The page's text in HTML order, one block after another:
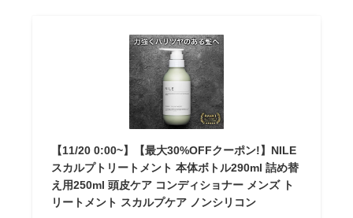
【11/20 0:00~】【最大30%OFFクーポン!】NILE
スカルプトリートメント 本体ボトル290ml 詰め替
え用250ml 頭皮ケア コンディショナー メンズ ト
リートメント スカルプケア ノンシリコン